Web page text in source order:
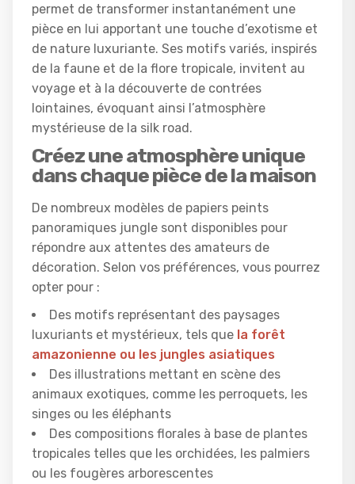
permet de transformer instantanément une
pièce en lui apportant une touche d’exotisme et
de nature luxuriante. Ses motifs variés, inspirés
de la faune et de la flore tropicale, invitent au
voyage et à la découverte de contrées
lointaines, évoquant ainsi l’atmosphère
mystérieuse de la silk road.
Créez une atmosphère unique
dans chaque pièce de la maison
De nombreux modèles de papiers peints
panoramiques jungle sont disponibles pour
répondre aux attentes des amateurs de
décoration. Selon vos préférences, vous pourrez
opter pour :
Des motifs représentant des paysages
luxuriants et mystérieux, tels que la forêt
amazonienne ou les jungles asiatiques
Des illustrations mettant en scène des
animaux exotiques, comme les perroquets, les
singes ou les éléphants
Des compositions florales à base de plantes
tropicales telles que les orchidées, les palmiers
ou les fougères arborescentes